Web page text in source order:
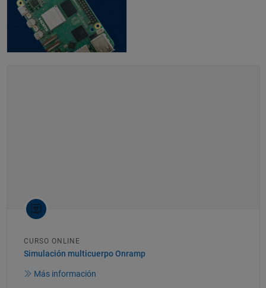
CURSO ONLINE
Simulación multicuerpo Onramp
Más información